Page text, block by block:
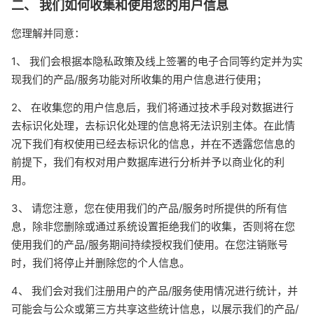
二、 我们如何收集和使用您的用户信息
您理解并同意：
1、 我们会根据本隐私政策及线上签署的电子合同等约定并为实
现我们的产品/服务功能对所收集的用户信息进行使用；
2、 在收集您的用户信息后，我们将通过技术手段对数据进行
去标识化处理，去标识化处理的信息将无法识别主体。在此情
况下我们有权使用已经去标识化的信息，并在不透露您信息的
前提下，我们有权对用户数据库进行分析并予以商业化的利
用。
3、 请您注意，您在使用我们的产品/服务时所提供的所有信
息，除非您删除或通过系统设置拒绝我们的收集，否则将在您
使用我们的产品/服务期间持续授权我们使用。在您注销账号
时，我们将停止并删除您的个人信息。
4、 我们会对我们注册用户的产品/服务使用情况进行统计，并
可能会与公众或第三方共享这些统计信息，以展示我们的产品/